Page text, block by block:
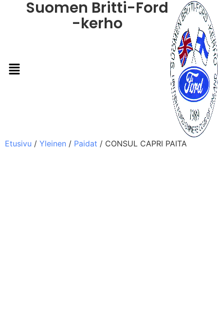
Suomen Britti-Ford
-kerho
Etusivu / Yleinen / Paidat / CONSUL CAPRI PAITA